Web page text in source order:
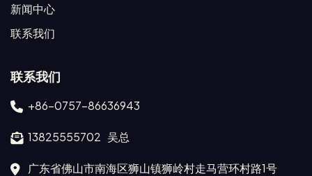
新闻中心
联系我们
联系我们
+86-0757-86636943
13825555702 吴总
广东省佛山市南海区狮山镇狮岭村走马营环村路1号